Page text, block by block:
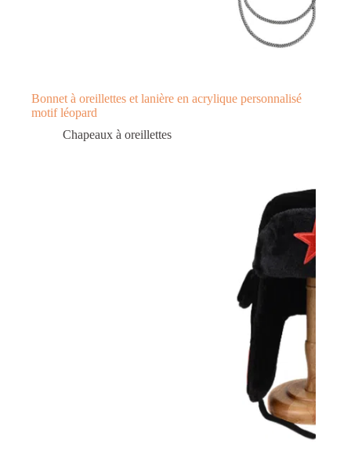
Bonnet à oreillettes et lanière en acrylique personnalisé
motif léopard
Chapeaux à oreillettes